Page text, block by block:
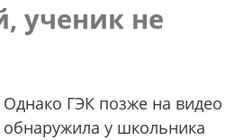
ученик не
Однако ГЭК позже на видео
обнаружила у школьника